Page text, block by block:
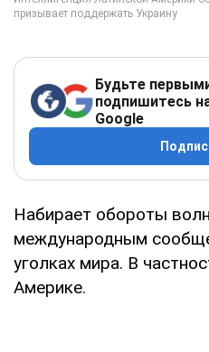
Будьте
подпишитесь
Google
Набирает обороты
международным
уголках мира. В
Америке.